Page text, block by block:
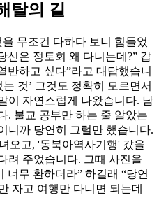
탈의 길
무조건 다하다 보니 힘들었
신은 정토회 왜 다니는데?” 갑
반하고 싶다”라고 대답했습니
것’ 그것도 정확히 모르면서
이 자연스럽게 나왔습니다. 남
. 불교 공부만 하는 줄 알았는
니까 당연히 그럴만 했습니다.
오고, '동북아역사기행' 갔을
려 주었습니다. 그때 사진을
너무 환하더라” 하길래 “당연
자고 여행만 다니면 되는데